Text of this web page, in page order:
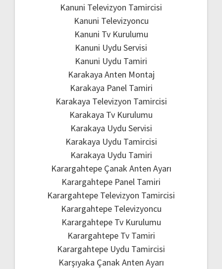
Kanuni Televizyon Tamircisi
Kanuni Televizyoncu
Kanuni Tv Kurulumu
Kanuni Uydu Servisi
Kanuni Uydu Tamiri
Karakaya Anten Montaj
Karakaya Panel Tamiri
Karakaya Televizyon Tamircisi
Karakaya Tv Kurulumu
Karakaya Uydu Servisi
Karakaya Uydu Tamircisi
Karakaya Uydu Tamiri
Karargahtepe Çanak Anten Ayarı
Karargahtepe Panel Tamiri
Karargahtepe Televizyon Tamircisi
Karargahtepe Televizyoncu
Karargahtepe Tv Kurulumu
Karargahtepe Tv Tamiri
Karargahtepe Uydu Tamircisi
Karşıyaka Çanak Anten Ayarı